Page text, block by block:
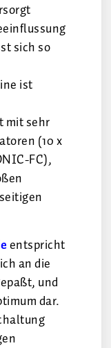
sich so
ist
mit sehr
(10 x
FC),
entspricht
an die
und
dar.